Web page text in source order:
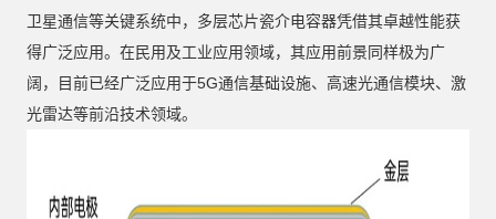
卫星通信等关键系统中，多层芯片瓷介电容器凭借其卓越性能获
得广泛应用。在民用及工业应用领域，其应用前景同样极为广
阔，目前已经广泛应用于5G通信基础设施、高速光通信模块、激
光雷达等前沿技术领域。